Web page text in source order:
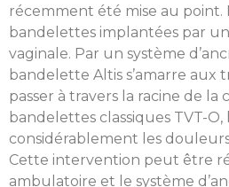
récemment été mise au point.
bandelettes implantées par
vaginale. Par un système
bandelette Altis s’amarre aux
passer à travers la racine de la
bandelettes classiques TVT-
considérablement les
Cette intervention peut être
ambulatoire et le système